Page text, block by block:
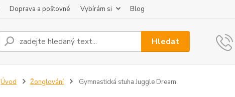
Doprava a poštovné Vybírám si Blog
Hledat
Úvod Žonglování Gymnastická stuha Juggle Dream